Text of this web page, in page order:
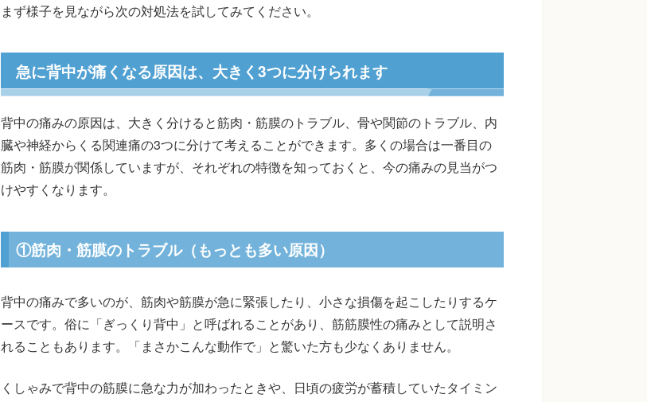
まず様子を見ながら次の対処法を試してみてください。
急に背中が痛くなる原因は、大きく3つに分けられます
背中の痛みの原因は、大きく分けると筋肉・筋膜のトラブル、骨や関節のトラブル、内
臓や神経からくる関連痛の3つに分けて考えることができます。多くの場合は一番目の
筋肉・筋膜が関係していますが、それぞれの特徴を知っておくと、今の痛みの見当がつ
けやすくなります。
①筋肉・筋膜のトラブル（もっとも多い原因）
背中の痛みで多いのが、筋肉や筋膜が急に緊張したり、小さな損傷を起こしたりするケ
ースです。俗に「ぎっくり背中」と呼ばれることがあり、筋筋膜性の痛みとして説明さ
れることもあります。「まさかこんな動作で」と驚いた方も少なくありません。
くしゃみで背中の筋膜に急な力が加わったときや、日頃の疲労が蓄積していたタイミン